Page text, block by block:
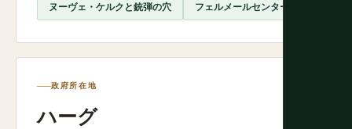
ヌーヴェ・ケルクと銃弾の穴 フェルメールセンター
政府所在地
ハーグ